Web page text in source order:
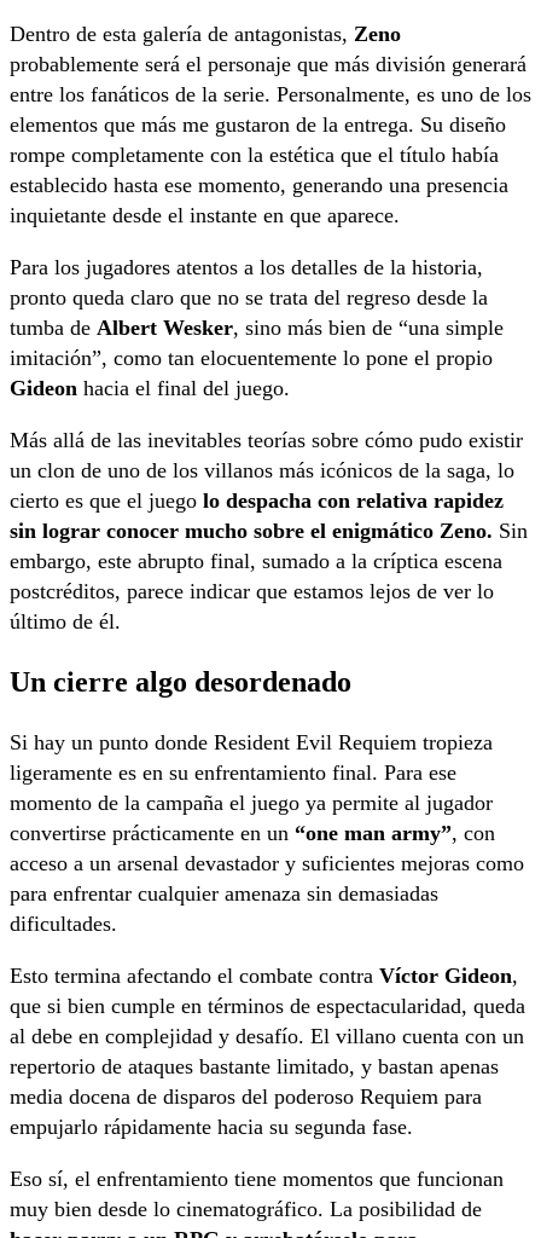
Dentro de esta galería de antagonistas, Zeno
probablemente será el personaje que más división generará
entre los fanáticos de la serie. Personalmente, es uno de los
elementos que más me gustaron de la entrega. Su diseño
rompe completamente con la estética que el título había
establecido hasta ese momento, generando una presencia
inquietante desde el instante en que aparece.
Para los jugadores atentos a los detalles de la historia,
pronto queda claro que no se trata del regreso desde la
tumba de Albert Wesker, sino más bien de “una simple
imitación”, como tan elocuentemente lo pone el propio
Gideon hacia el final del juego.
Más allá de las inevitables teorías sobre cómo pudo existir
un clon de uno de los villanos más icónicos de la saga, lo
cierto es que el juego lo despacha con relativa rapidez
sin lograr conocer mucho sobre el enigmático Zeno. Sin
embargo, este abrupto final, sumado a la críptica escena
postcréditos, parece indicar que estamos lejos de ver lo
último de él.
Un cierre algo desordenado
Si hay un punto donde Resident Evil Requiem tropieza
ligeramente es en su enfrentamiento final. Para ese
momento de la campaña el juego ya permite al jugador
convertirse prácticamente en un “one man army”, con
acceso a un arsenal devastador y suficientes mejoras como
para enfrentar cualquier amenaza sin demasiadas
dificultades.
Esto termina afectando el combate contra Víctor Gideon,
que si bien cumple en términos de espectacularidad, queda
al debe en complejidad y desafío. El villano cuenta con un
repertorio de ataques bastante limitado, y bastan apenas
media docena de disparos del poderoso Requiem para
empujarlo rápidamente hacia su segunda fase.
Eso sí, el enfrentamiento tiene momentos que funcionan
muy bien desde lo cinematográfico. La posibilidad de